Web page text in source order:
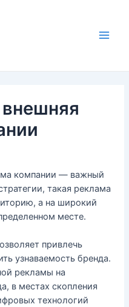
компании — важный
такая реклама
а на широкий
месте.
привлечь
узнаваемость бренда.
рекламы на
в местах скопления
технологий